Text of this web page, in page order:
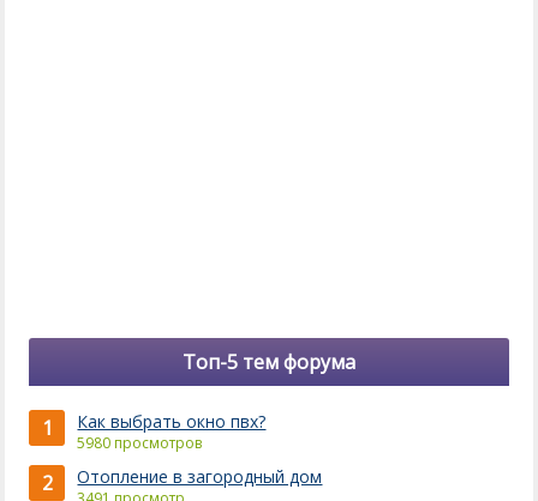
Топ-5 тем форума
1 Как выбрать окно пвх?
5980 просмотров
2 Отопление в загородный дом